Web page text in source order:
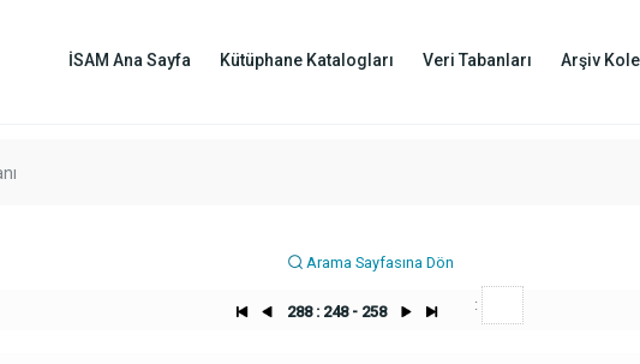
İSAM Ana Sayfa Kütüphane Katalogları Veri Tabanları Arşiv
Arama Sayfasına Dön
288 : 248 - 258 :